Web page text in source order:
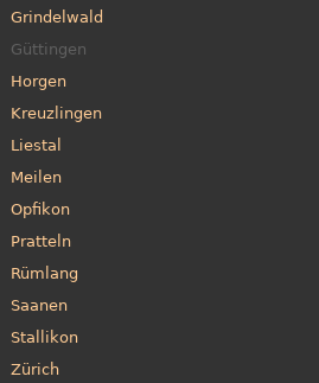
Grindelwald
Güttingen
Horgen
Kreuzlingen
Liestal
Meilen
Opfikon
Pratteln
Rümlang
Saanen
Stallikon
Zürich